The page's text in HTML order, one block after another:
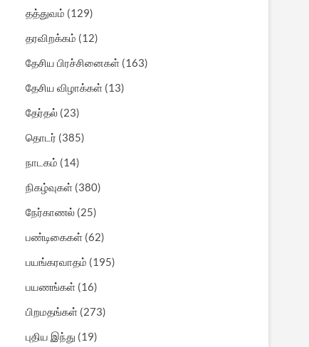
தத்துவம் (129)
தரவிறக்கம் (12)
தேசிய பிரச்சினைகள் (163)
தேசிய விழாக்கள் (13)
தேர்தல் (23)
தொடர் (385)
நாடகம் (14)
நிகழ்வுகள் (380)
நேர்காணல் (25)
பண்டிகைகள் (62)
பயங்கரவாதம் (195)
பயணங்கள் (16)
பிறமதங்கள் (273)
புதிய இந்து (19)